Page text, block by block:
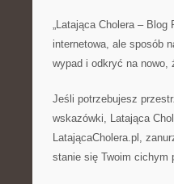
„Latająca Cholera –
internetowa, ale sposób
wypad i odkryć na nowo,
Jeśli potrzebujesz
wskazówki, Latająca
LatającaCholera.pl,
stanie się Twoim cichym